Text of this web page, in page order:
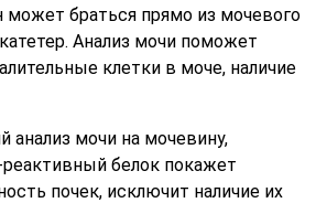
может браться прямо из мочевого
Анализ мочи поможет
клетки в моче, наличие
анализ мочи на мочевину,
белок покажет
почек, исключит наличие их